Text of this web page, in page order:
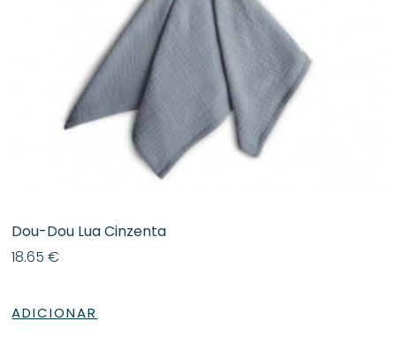
Dou-Dou Lua Cinzenta
18.65€
ADICIONAR